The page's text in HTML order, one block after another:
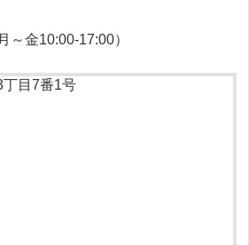
17:00）
目7番1号